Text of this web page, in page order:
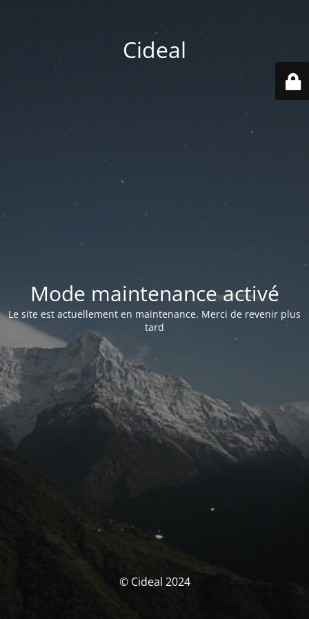
Cideal
Mode maintenance activé
Le site est actuellement en maintenance. Merci de revenir plus
tard
© Cideal 2024